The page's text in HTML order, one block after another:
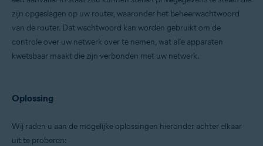
Microsoft Windows 8 / Pro / Enterprise – 32-/64-bits
Enterprise / Ultimate – Service Pack 1 met Convenient Rollup Update, 32
/ 64-bit
Apple macOS 12.x (Monterey)
Apple macOS 10.13.x (High Sierra)
zijn opgeslagen op uw router, waaronder het beheerwachtwoord
van de router. Dat wachtwoord kan worden gebruikt om de
controle over uw netwerk over te nemen, wat alle apparaten
kwetsbaar maakt die zijn verbonden met uw netwerk.
Oplossing
Wij raden u aan de mogelijke oplossingen hieronder achter elkaar
uit te proberen: